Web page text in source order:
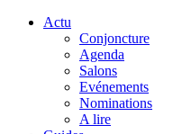
Actu
Conjoncture
Agenda
Salons
Evénements
Nominations
A lire